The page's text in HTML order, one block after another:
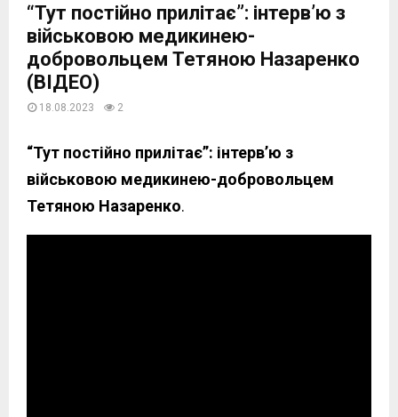
“Тут постійно прилітає”: інтерв’ю з
військовою медикинею-
добровольцем Тетяною Назаренко
(ВІДЕО)
18.08.2023 2
“Тут постійно прилітає”: інтерв’ю з
військовою медикинею-добровольцем
Тетяною Назаренко.